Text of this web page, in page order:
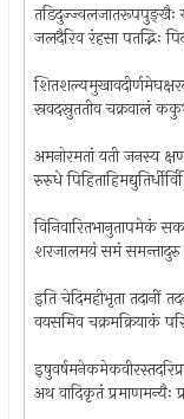
तडिदुज्ज्वलजातरूपपुङ्खैः
जलदैरिव रंहसा पतद्भिः
स्रवदस्रुततीव चक्रवालं
अमनोरमतां यती जनस्य
रुरुधे
विनिवारितभानुतापमेकं
शरजालमयं समं समन्तादुरु
इति चेदिमहीभृता तदानीं
वयसमिव चक्रमक्रियाकं
अथ वादिकृतं प्रमाणमन्यैः